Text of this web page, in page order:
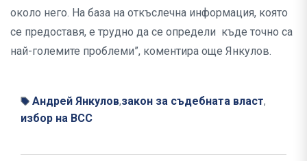
около него. На база на откъслечна информация, която
се предоставя, е трудно да се определи къде точно са
най-големите проблеми”, коментира още Янкулов.
Андрей Янкулов,закон за съдебната власт,
избор на ВСС